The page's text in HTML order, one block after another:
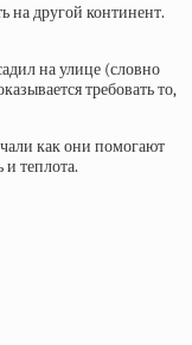
на другой континент.
на улице (словно
требовать то,
как они помогают
теплота.